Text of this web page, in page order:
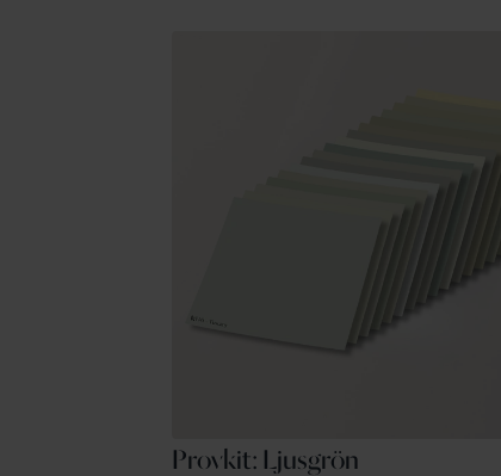
Provkit: Ljusgrön